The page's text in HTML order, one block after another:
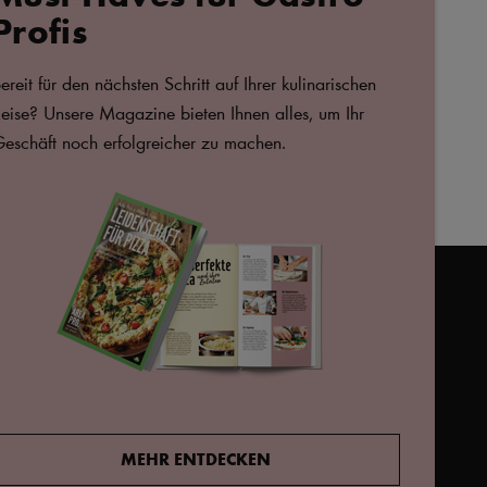
ZU
STARBUCKS®
Vanilla Bean Macchiato
220 ml
Popup erneut
für den nächsten Schritt auf Ihrer kulinarischen
Unsere Magazine bieten Ihnen alles, um Ihr
noch erfolgreicher zu machen.
MEHR ENTDECKEN